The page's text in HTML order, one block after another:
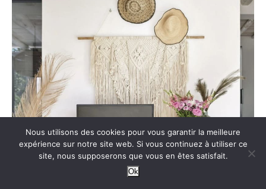
Nous utilisons des cookies pour vous garantir la meilleure
expérience sur notre site web. Si vous continuez à utiliser ce
site, nous supposerons que vous en êtes satisfait.
Ok